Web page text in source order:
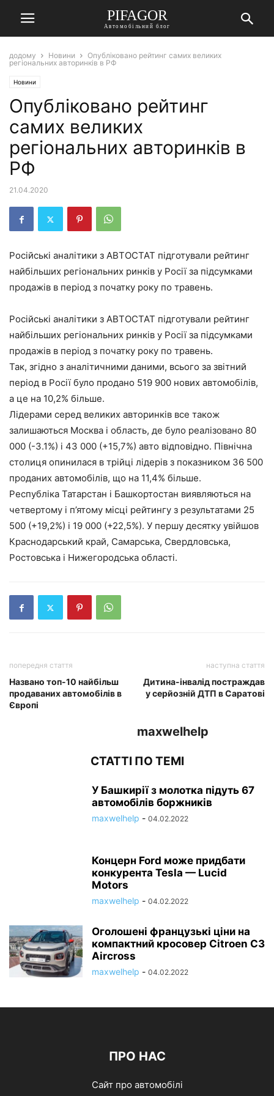
PIFAGOR
Автомобільний блог
додому Новини
Опубліковано рейтинг самих великих
регіональних авторинків в РФ
Новини
Опубліковано рейтинг
самих великих
регіональних авторинків в
РФ
21.04.2020
Російські аналітики з АВТОСТАТ підготували рейтинг
найбільших регіональних ринків у Росії за підсумками
продажів в період з початку року по травень.
Російські аналітики з АВТОСТАТ підготували рейтинг
найбільших регіональних ринків у Росії за підсумками
продажів в період з початку року по травень.
Так, згідно з аналітичними даними, всього за звітний
період в Росії було продано 519 900 нових автомобілів,
а це на 10,2% більше.
Лідерами серед великих авторинків все також
залишаються Москва і область, де було реалізовано 80
000 (-3.1%) і 43 000 (+15,7%) авто відповідно. Північна
столиця опинилася в трійці лідерів з показником 36 500
проданих автомобілів, що на 11,4% більше.
Республіка Татарстан і Башкортостан виявляються на
четвертому і п’ятому місці рейтингу з результатами 25
500 (+19,2%) і 19 000 (+22,5%). У першу десятку увійшов
Краснодарський край, Самарська, Свердловська,
Ростовська і Нижегородська області.
попередня стаття
Названо топ-10 найбільш
продаваних автомобілів в
Європі
наступна стаття
Дитина-інвалід постраждав
у серйозній ДТП в Саратові
maxwelhelp
СТАТТІ ПО ТЕМІ
У Башкирії з молотка підуть 67
автомобілів боржників
maxwelhelp - 04.02.2022
Концерн Ford може придбати
конкурента Tesla — Lucid
Motors
maxwelhelp - 04.02.2022
Оголошені французькі ціни на
компактний кросовер Citroen C3
Aircross
maxwelhelp - 04.02.2022
ПРО НАС
Сайт про автомобілі